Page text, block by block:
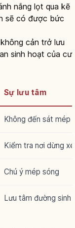
nắng lọt qua kẽ
sẽ có được bức
cản trở lưu
sinh hoạt của cư
Sự lưu tâm
Không đến sát mép
Kiểm tra nơi dừng xe
Chú ý mép sóng
Lưu tâm đường sinh